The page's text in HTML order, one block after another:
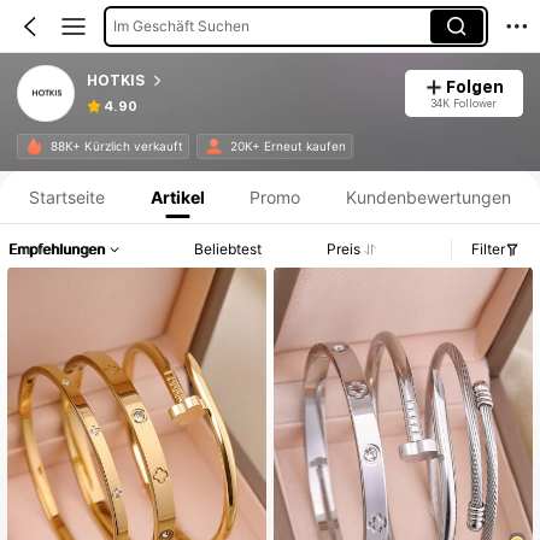
Im Geschäft Suchen
HOTKIS
4.90
Folgen
34K Follower
88K+ Kürzlich verkauft 20K+ Erneut kaufen
Produktinformation: Preisangabe, Verkaufs- und Lagerbestandsdetails.
Startseite Artikel Promo Kundenbewertungen
Empfehlungen Beliebtest Preis Filter